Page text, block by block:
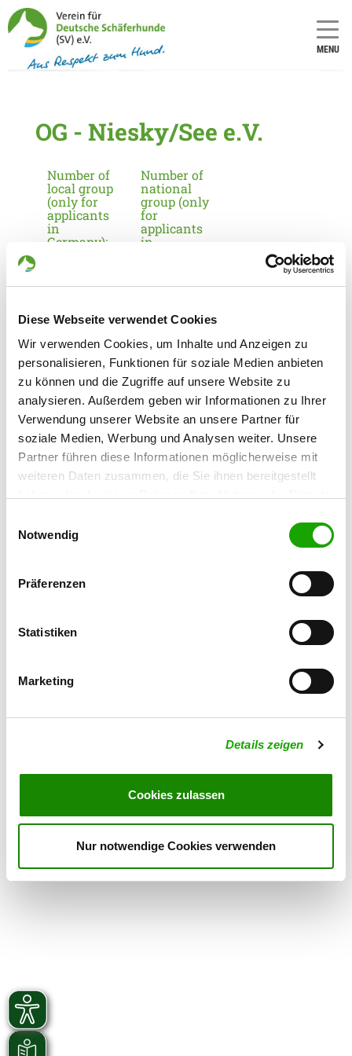
Diese Webseite verwendet Cookies
Wir verwenden Cookies, um Inhalte und Anzeigen zu
personalisieren, Funktionen für soziale Medien anbieten
zu können und die Zugriffe auf unsere Website zu
analysieren. Außerdem geben wir Informationen zu Ihrer
Verwendung unserer Website an unsere Partner für
soziale Medien, Werbung und Analysen weiter. Unsere
Partner führen diese Informationen möglicherweise mit
weiteren Daten zusammen, die Sie ihnen bereitgestellt
Cookies, wenn Sie unsere Webseite weiterhin nutzen.
Notwendig
Präferenzen
Statistiken
Marketing
Details zeigen
Cookies zulassen
Nur notwendige Cookies verwenden
MENU
OG - Niesky/See e.V.
Number of
local group
(only for
applicants
in
Germany):
Number of
national
group (only
for
applicants
in
Information about the local group
Contact:
Yvonne Winkler
Silberseestr. 3
02999 Lohsa OT Mortka
Training ground:
Petershainerstr
02906 Niesky-See
Handy:
Welpenspielstunde, Junghundgruppe,
Faehrte, Unterordnung, Schutzdienst,
Sunday 09:00 h - 12:00 h
Exercise times in winter:
Sunday 09:00 h - 12:00 h